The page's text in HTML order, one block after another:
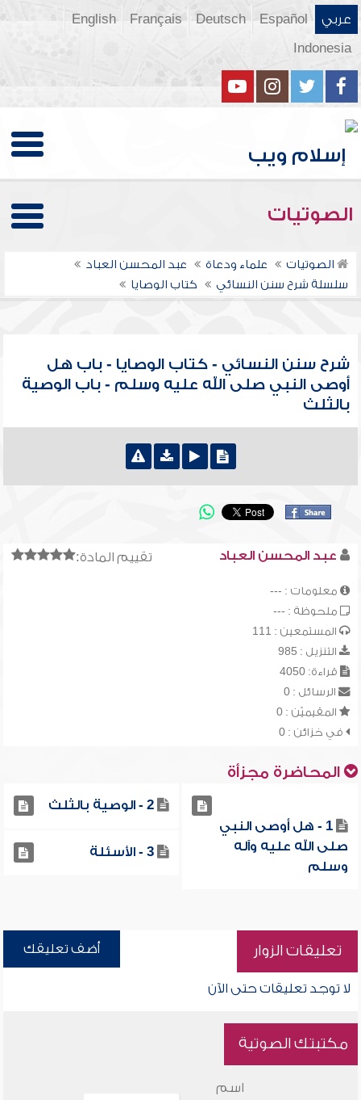
عربي Español
Deutsch
Français
English
Indonesia
الصوتيات
الصوتيات علماء ودعاة
عبد المحسن العباد
سلسلة شرح سنن النسائي
كتاب الوصايا
شرح سنن النسائي - كتاب الوصايا - باب هل
أوصى النبي صلى الله عليه وسلم - باب الوصية
بالثلث
تقييم المادة: عبد المحسن العباد
معلومات : ---
ملحوظة : ---
المستمعين : 111
التنزيل : 985
قراءة: 4050
الرسائل : 0
المقيميّن : 0
في خزائن : 0
المحاضرة مجزأة
1 - هل أوصى النبي
صلى الله عليه وآله
وسلم
2 - الوصية بالثلث
3 - الأسئلة
تعليقات الزوار أضف تعليقك
لا توجد تعليقات حتى الآن
مكتبتك الصوتية
اسم